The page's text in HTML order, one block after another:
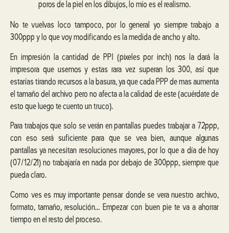
poros de la piel en los dibujos, lo mío es el realismo.
No te vuelvas loco tampoco, por lo general yo siempre trabajo a
300ppp y lo que voy modificando es la medida de ancho y alto.
En impresión la cantidad de PPI (pixeles por inch) nos la dará la
impresora que usemos y estas rara vez superan los 300, así que
estarías tirando recursos a la basura, ya que cada PPP de mas aumenta
el tamaño del archivo pero no afecta a la calidad de este (acuérdate de
esto que luego te cuento un truco).
Para trabajos que solo se verán en pantallas puedes trabajar a 72ppp,
con eso será suficiente para que se vea bien, aunque algunas
pantallas ya necesitan resoluciones mayores, por lo que a día de hoy
(07/12/21) no trabajaría en nada por debajo de 300ppp, siempre que
pueda claro.
Como ves es muy importante pensar donde se vera nuestro archivo,
formato, tamaño, resolución… Empezar con buen pie te va a ahorrar
tiempo en el resto del proceso.